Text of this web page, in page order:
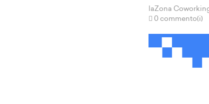
laZona
0 commento(i)